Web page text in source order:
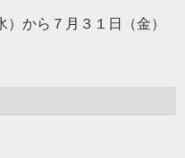
から７月３１日（金）